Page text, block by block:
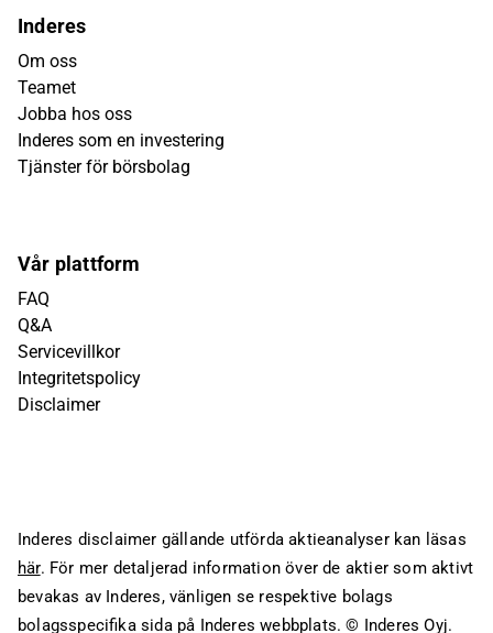
Inderes
Om oss
Teamet
Jobba hos oss
Inderes som en investering
Tjänster för börsbolag
Vår plattform
FAQ
Q&A
Servicevillkor
Integritetspolicy
Disclaimer
Inderes disclaimer gällande utförda aktieanalyser kan läsas
här. För mer detaljerad information över de aktier som aktivt
bevakas av Inderes, vänligen se respektive bolags
bolagsspecifika sida på Inderes webbplats. © Inderes Oyj.